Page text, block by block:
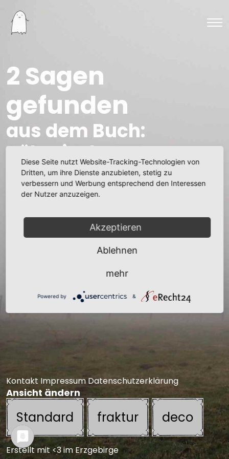
2 Sagen
gefunden
aus dem Buch:
Böhmische Sagen
Ritterliche Rache - Eine
Burgensage von Graupen
Der Wassermann flickt
Kontakt ImpressumDatenschutzerklärung
Ansicht ändern
Standard fraktur deco
Erstellt mit <3 im Erzgebirge
Diese Seite nutzt Website-Tracking-Technologien von
Dritten, um ihre Dienste anzubieten, stetig zu
verbessern und Werbung entsprechend den Interessen
der Nutzer anzuzeigen.
Akzeptieren
Ablehnen
mehr
Powered by &